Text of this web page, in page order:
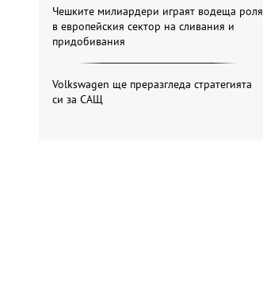
Чешките милиардери играят водеща роля
в европейския сектор на сливания и
придобивания
Volkswagen ще преразгледа стратегията
си за САЩ